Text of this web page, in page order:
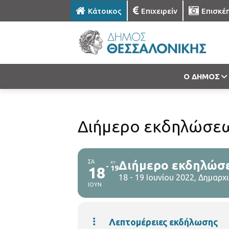
Κάτοικος Επιχειρείν
Ο ΔΗΜΟΣ
Διήμερο
ΣΑ
18
ΙΟΥΝ
ΚΥ
19Διήμερο
18 - 19 Ιουνίου 2022,
Λεπτομέρειες εκδήλωσης